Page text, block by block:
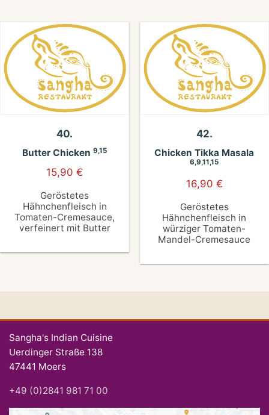
40.
Butter Chicken9,15
15,90€
Geröstetes
Hähnchenfleisch in
Tomaten-Cremesauce,
verfeinert mit Butter
42.
Chicken Tikka Masala
6,9,11,15
16,90 €
Geröstetes
Hähnchenfleisch in
würziger Tomaten-
Mandel-Cremesauce
Sangha's Indian Cuisine
Uerdinger Straße 138
47441 Moers
+49 (0)2841 981 71 00